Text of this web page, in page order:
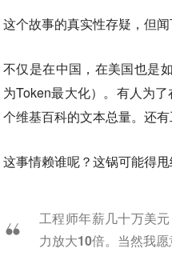
这个故事的真实性存疑，但
不仅是在中国，在美国也是
为Token最大化）。有人为
个维基百科的文本总量。还
这事情赖谁呢？这锅可能得
工程师年薪几十万美
力放大10倍。当然我